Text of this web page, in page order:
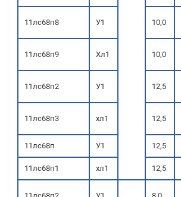
11лс68п8 У1 10,0
11лс68п9 Хл1 10,0
11лс68п2 У1 12,5
11лс68п3 хл1 12,5
11лс68п У1 12,5
11лс68п1 хл1 12,5